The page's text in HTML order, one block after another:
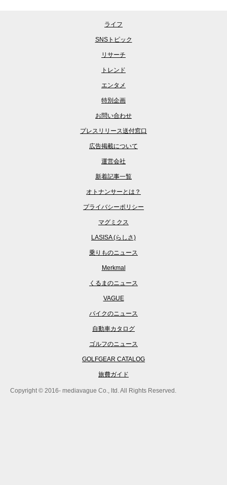
ライフ
SNSトピック
リサーチ
トレンド
エンタメ
特別企画
お問い合わせ
プレスリリース送付窓口
広告掲載について
運営会社
新着記事一覧
オトナンサーとは？
プライバシーポリシー
マグミクス
LASISA (らしさ)
乗りものニュース
Merkmal
くるまのニュース
VAGUE
バイクのニュース
自動車カタログ
ゴルフのニュース
GOLFGEAR CATALOG
旅費ガイド
Copyright © 2016- mediavague Co., ltd. All Rights Reserved.